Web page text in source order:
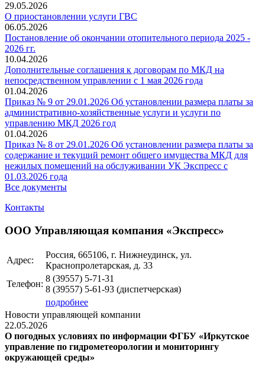
29.05.2026
О приостановлении услуги ГВС
06.05.2026
Постановление об окончании отопительного периода 2025 -
2026 гг.
10.04.2026
Дополнительные соглашения к договорам по МКД на
непосредственном управлении с 1 мая 2026 года
01.04.2026
Приказ № 9 от 29.01.2026 Об установлении размера платы за
административно-хозяйственные услуги и услуги по
управлению МКД 2026 год
01.04.2026
Приказ № 8 от 29.01.2026 Об установлении размера платы за
содержание и текущий ремонт общего имущества МКД для
нежилых помещений на обслуживании УК Экспресс с
01.03.2026 года
Все документы
Контакты
ООО Управляющая компания «Экспресс»
Адрес:
Россия, 665106, г. Нижнеудинск, ул.
Краснопролетарская, д. 33
Телефон:
8 (39557) 5-71-31
8 (39557) 5-61-93 (диспетчерская)
подробнее
Новости управляющей компании
22.05.2026
О погодных условиях по информации ФГБУ «Иркутское
управление по гидрометеорологии и мониторингу
окружающей среды»